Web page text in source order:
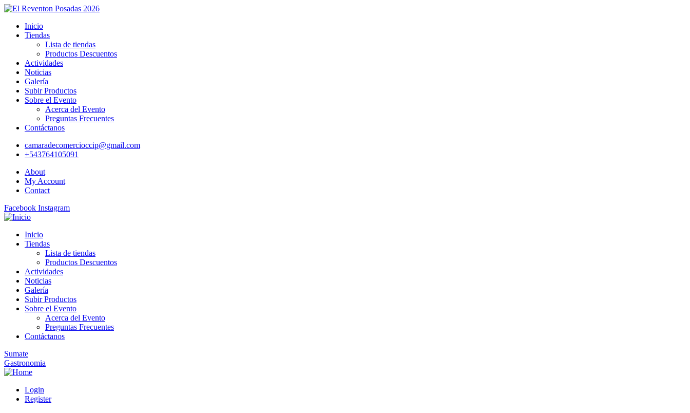
Inicio
Tiendas
Lista de tiendas
Productos Descuentos
Actividades
Noticias
Galería
Subir Productos
Sobre el Evento
Acerca del Evento
Preguntas Frecuentes
Contáctanos
camaradecomercioccip@gmail.com
+543764105091
About
My Account
Contact
Facebook Instagram
Inicio
Tiendas
Lista de tiendas
Productos Descuentos
Actividades
Noticias
Galería
Subir Productos
Sobre el Evento
Acerca del Evento
Preguntas Frecuentes
Contáctanos
Sumate
Gastronomia
Login
Register